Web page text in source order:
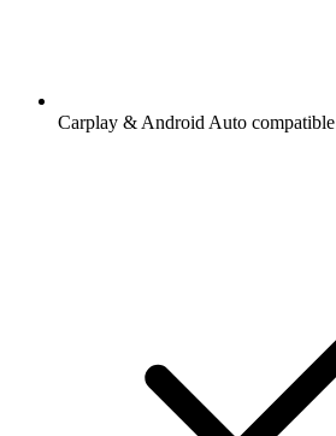
Carplay & Android Auto compatible